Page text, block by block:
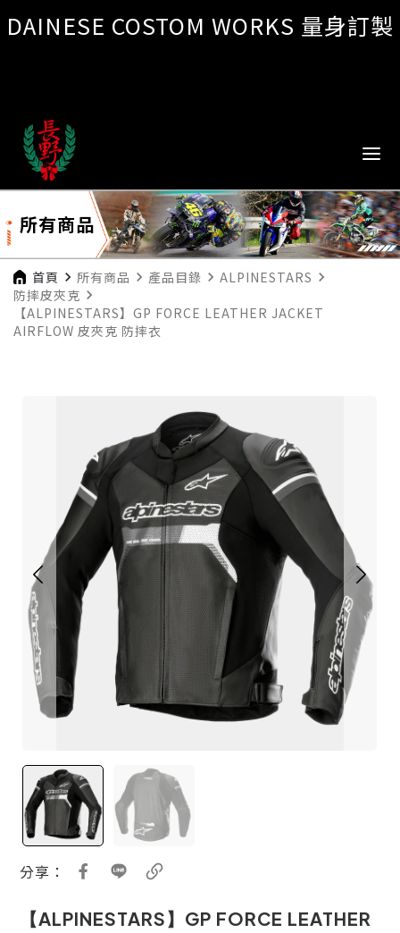
DAINESE COSTOM WORKS 量身訂製
所有商品
首頁 navigate_next 所有商品 navigate_next 產品目錄 navigate_next ALPINESTARS navigate_next
防摔皮夾克 navigate_next
【ALPINESTARS】GP FORCE LEATHER JACKET
AIRFLOW 皮夾克 防摔衣
分享：
【ALPINESTARS】GP FORCE LEATHER